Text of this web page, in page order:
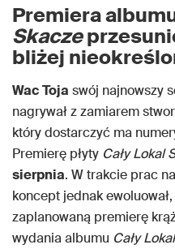
Premiera
Skacze
bliżej
Wac Toja swój najnowszy
nagrywał z zamiarem
który dostarczyć ma
Premierę płyty Cały Lokal
sierpnia. W trakcie prac
koncept jednak
zaplanowaną premierę
wydania albumu Cały